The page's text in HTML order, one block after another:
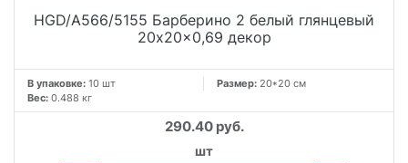
HGD/A566/5155 Барберино 2 белый глянцевый
20x20x0,69 декор
В упаковке: 10 шт Размер: 20*20 см
Вес: 0.488 кг
290.40 руб.
шт